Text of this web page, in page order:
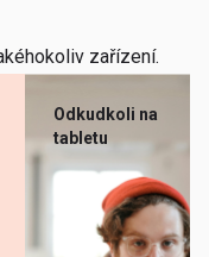
zařízení.
Odkudkoli na
tabletu